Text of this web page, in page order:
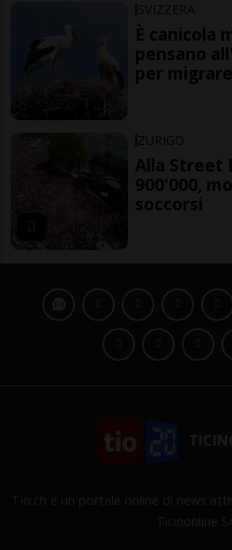
SVIZZERA
È canicola
pensano
per migrare
ZURIGO
Alla Street
900'000,
soccorsi